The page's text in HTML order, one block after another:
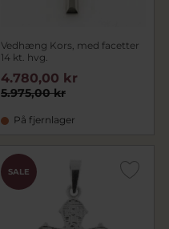
Vedhæng Kors, med facetter
14 kt. hvg.
5.975,00 kr
4.780,00 kr
På fjernlager
SALE